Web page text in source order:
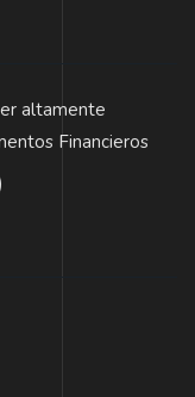
altamente
Financieros